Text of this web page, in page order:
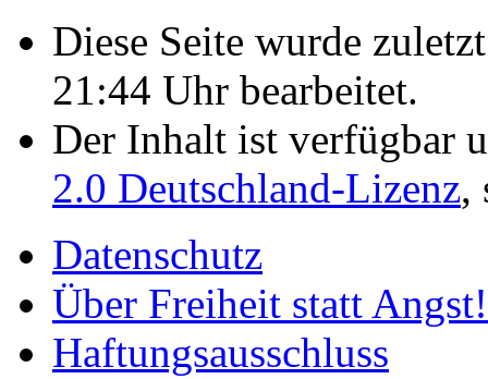
Diese Seite wurde
21:44 Uhr bearbeitet.
Der Inhalt ist verfügbar
2.0 Deutschland-Lizenz,
Datenschutz
Über Freiheit statt Angst!
Haftungsausschluss